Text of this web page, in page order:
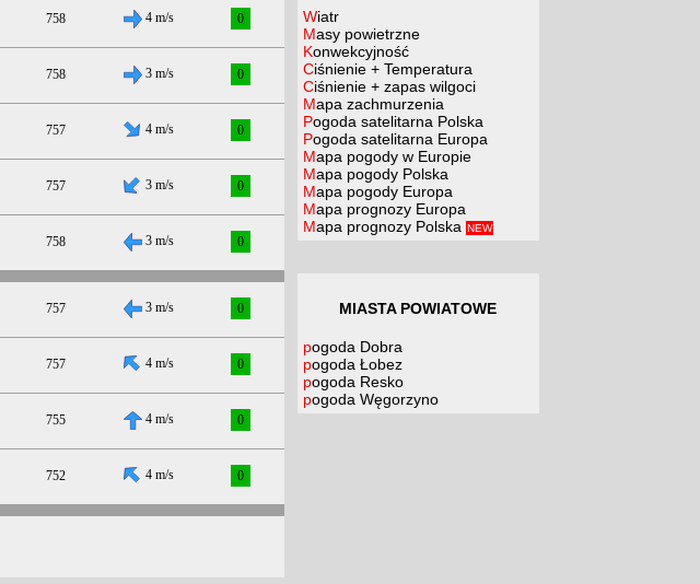
758 4 m/s 0
758 3 m/s 0
757 4 m/s 0
757 3 m/s 0
758 3 m/s 0
757 3 m/s 0
757 4 m/s 0
755 4 m/s 0
752 4 m/s 0
Wiatr
Masy powietrzne
Konwekcyjność
Ciśnienie + Temperatura
Ciśnienie + zapas wilgoci
Mapa zachmurzenia
Pogoda satelitarna Polska
Pogoda satelitarna Europa
Mapa pogody w Europie
Mapa pogody Polska
Mapa pogody Europa
Mapa prognozy Europa
Mapa prognozy Polska NEW
MIASTA POWIATOWE
pogoda Dobra
pogoda Łobez
pogoda Resko
pogoda Węgorzyno